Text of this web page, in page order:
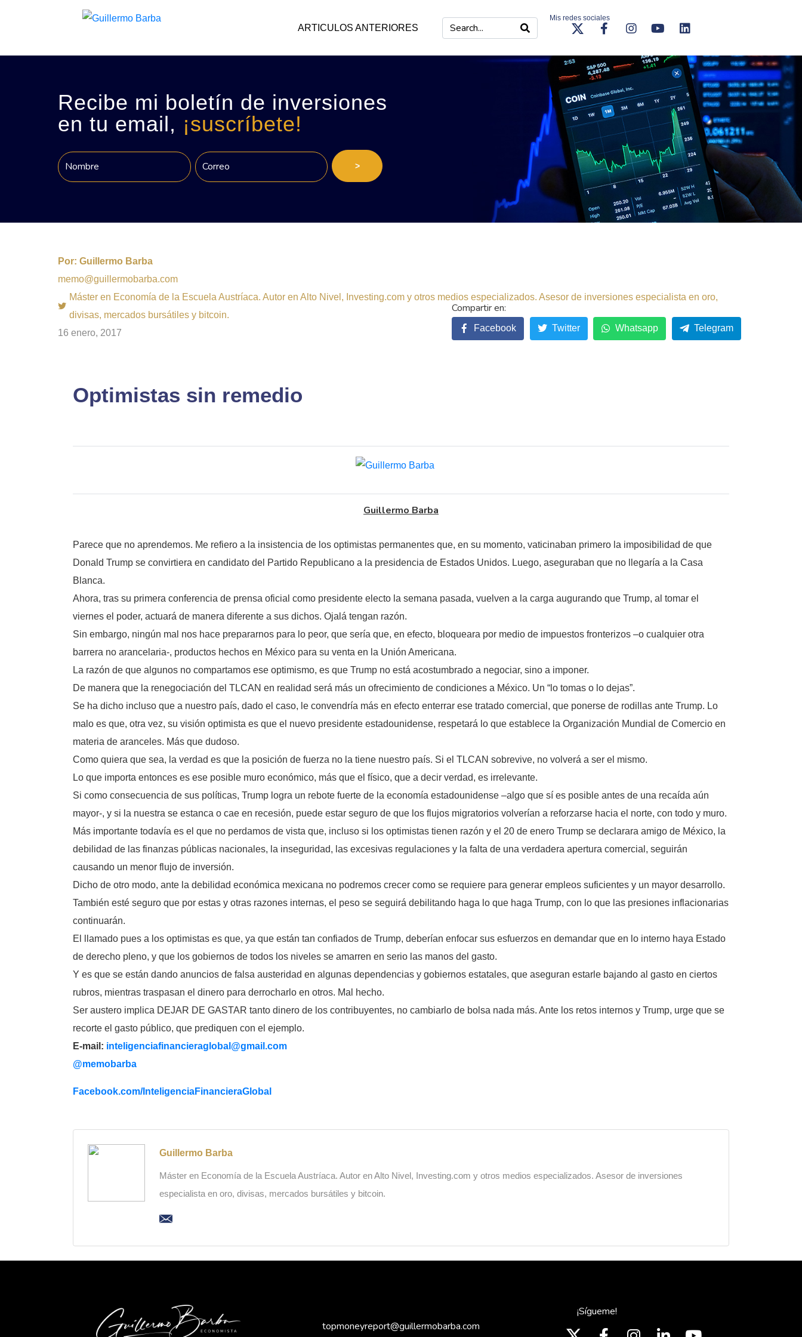
ARTICULOS ANTERIORES
Mis redes sociales
Recibe mi boletín de inversiones
en tu email, ¡suscríbete!
>
Por: Guillermo Barba
memo@guillermobarba.com
Máster en Economía de la Escuela Austríaca. Autor en Alto Nivel, Investing.com y otros medios especializados. Asesor de inversiones especialista en oro,
divisas, mercados bursátiles y bitcoin.
16 enero, 2017
Optimistas sin remedio
Guillermo Barba
Parece que no aprendemos. Me refiero a la insistencia de los optimistas permanentes que, en su momento, vaticinaban primero la imposibilidad de que
Donald Trump se convirtiera en candidato del Partido Republicano a la presidencia de Estados Unidos. Luego, aseguraban que no llegaría a la Casa
Blanca.
Ahora, tras su primera conferencia de prensa oficial como presidente electo la semana pasada, vuelven a la carga augurando que Trump, al tomar el
viernes el poder, actuará de manera diferente a sus dichos. Ojalá tengan razón.
Sin embargo, ningún mal nos hace prepararnos para lo peor, que sería que, en efecto, bloqueara por medio de impuestos fronterizos –o cualquier otra
barrera no arancelaria-, productos hechos en México para su venta en la Unión Americana.
La razón de que algunos no compartamos ese optimismo, es que Trump no está acostumbrado a negociar, sino a imponer.
De manera que la renegociación del TLCAN en realidad será más un ofrecimiento de condiciones a México. Un “lo tomas o lo dejas”.
Se ha dicho incluso que a nuestro país, dado el caso, le convendría más en efecto enterrar ese tratado comercial, que ponerse de rodillas ante Trump. Lo
malo es que, otra vez, su visión optimista es que el nuevo presidente estadounidense, respetará lo que establece la Organización Mundial de Comercio en
materia de aranceles. Más que dudoso.
Como quiera que sea, la verdad es que la posición de fuerza no la tiene nuestro país. Si el TLCAN sobrevive, no volverá a ser el mismo.
Lo que importa entonces es ese posible muro económico, más que el físico, que a decir verdad, es irrelevante.
Si como consecuencia de sus políticas, Trump logra un rebote fuerte de la economía estadounidense –algo que sí es posible antes de una recaída aún
mayor-, y si la nuestra se estanca o cae en recesión, puede estar seguro de que los flujos migratorios volverían a reforzarse hacia el norte, con todo y muro.
Más importante todavía es el que no perdamos de vista que, incluso si los optimistas tienen razón y el 20 de enero Trump se declarara amigo de México, la
debilidad de las finanzas públicas nacionales, la inseguridad, las excesivas regulaciones y la falta de una verdadera apertura comercial, seguirán
causando un menor flujo de inversión.
Dicho de otro modo, ante la debilidad económica mexicana no podremos crecer como se requiere para generar empleos suficientes y un mayor desarrollo.
También esté seguro que por estas y otras razones internas, el peso se seguirá debilitando haga lo que haga Trump, con lo que las presiones inflacionarias
continuarán.
El llamado pues a los optimistas es que, ya que están tan confiados de Trump, deberían enfocar sus esfuerzos en demandar que en lo interno haya Estado
de derecho pleno, y que los gobiernos de todos los niveles se amarren en serio las manos del gasto.
Y es que se están dando anuncios de falsa austeridad en algunas dependencias y gobiernos estatales, que aseguran estarle bajando al gasto en ciertos
rubros, mientras traspasan el dinero para derrocharlo en otros. Mal hecho.
Ser austero implica DEJAR DE GASTAR tanto dinero de los contribuyentes, no cambiarlo de bolsa nada más. Ante los retos internos y Trump, urge que se
recorte el gasto público, que prediquen con el ejemplo.
E-mail: inteligenciafinancieraglobal@gmail.com
@memobarba
Facebook.com/InteligenciaFinancieraGlobal
Facebook Twitter Whatsapp Telegram
Guillermo Barba
Máster en Economía de la Escuela Austríaca. Autor en Alto Nivel, Investing.com y otros medios especializados. Asesor de inversiones
especialista en oro, divisas, mercados bursátiles y bitcoin.
topmoneyreport@guillermobarba.com
¡Sígueme!